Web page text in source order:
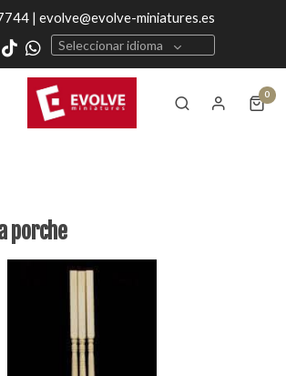
| evolve@evolve-miniatures.es
Seleccionar idioma
0
porche